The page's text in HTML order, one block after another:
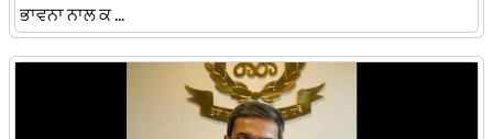
ਭਾਵਨਾ ਨਾਲ ਕ ...